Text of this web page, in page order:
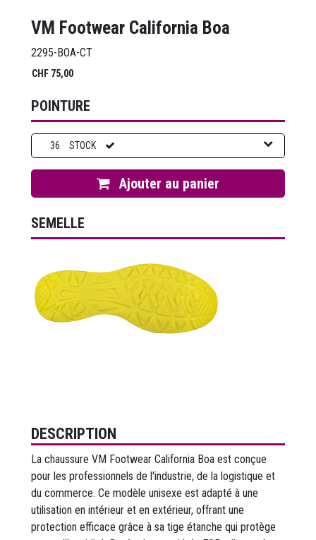
VM Footwear California Boa
2295-BOA-CT
CHF 75,00
POINTURE
36 STOCK
Ajouter au panier
SEMELLE
DESCRIPTION
La chaussure VM Footwear California Boa est conçue
pour les professionnels de l'industrie, de la logistique et
du commerce. Ce modèle unisexe est adapté à une
utilisation en intérieur et en extérieur, offrant une
protection efficace grâce à sa tige étanche qui protège